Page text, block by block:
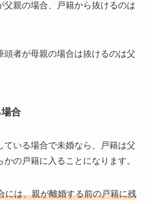
父親の場合、戸籍から抜けるのは
頭者が母親の場合は抜けるのは父
合
ている場合で未婚なら、戸籍は父
の戸籍に入ることになります。
には、親が離婚する前の戸籍に残